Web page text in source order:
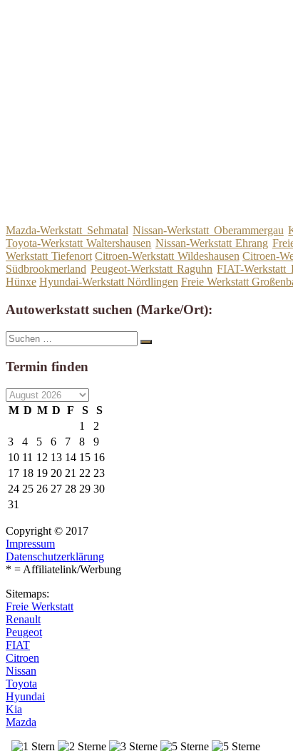
Mazda-Werkstatt Sehmatal Nissan-Werkstatt Oberammergau
Toyota-Werkstatt Waltershausen Nissan-Werkstatt Ehrang
Werkstatt Tiefenort Citroen-Werkstatt Wildeshausen Citroen-
Südbrookmerland Peugeot-Werkstatt Raguhn FIAT-Werkstatt
Hünxe Hyundai-Werkstatt Nördlingen Freie Werkstatt
Autowerkstatt suchen (Marke/Ort):
Suche
nach:
Suchen
Termin finden
M D M D F S
S
1
2
3
4 5 6 7 8
9
10 11 12 13 14 15 16
17 18 19 20 21 22 23
24 25 26 27 28 29 30
31
Copyright © 2017
Impressum
Datenschutzerklärung
* = Affiliatelink/Werbung
Sitemaps:
Freie Werkstatt
Renault
Peugeot
FIAT
Citroen
Nissan
Toyota
Hyundai
Kia
Mazda